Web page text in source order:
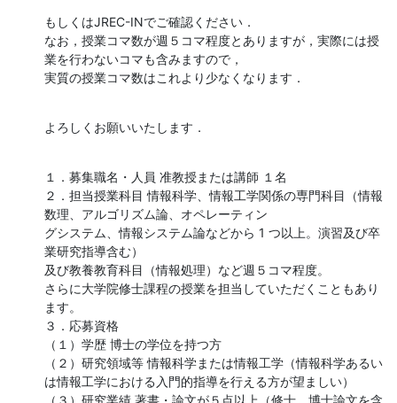
もしくはJREC-INでご確認ください．
なお，授業コマ数が週５コマ程度とありますが，実際には授
業を行わないコマも含みますので，
実質の授業コマ数はこれより少なくなります．
よろしくお願いいたします．
１．募集職名・人員 准教授または講師 １名
２．担当授業科目 情報科学、情報工学関係の専門科目（情報
数理、アルゴリズム論、オペレーティン
グシステム、情報システム論などから 1 つ以上。演習及び卒
業研究指導含む）
及び教養教育科目（情報処理）など週５コマ程度。
さらに大学院修士課程の授業を担当していただくこともあり
ます。
３．応募資格
（１）学歴 博士の学位を持つ方
（２）研究領域等 情報科学または情報工学（情報科学あるい
は情報工学における入門的指導を行える方が望ましい）
（３）研究業績 著書・論文が５点以上（修士、博士論文を含